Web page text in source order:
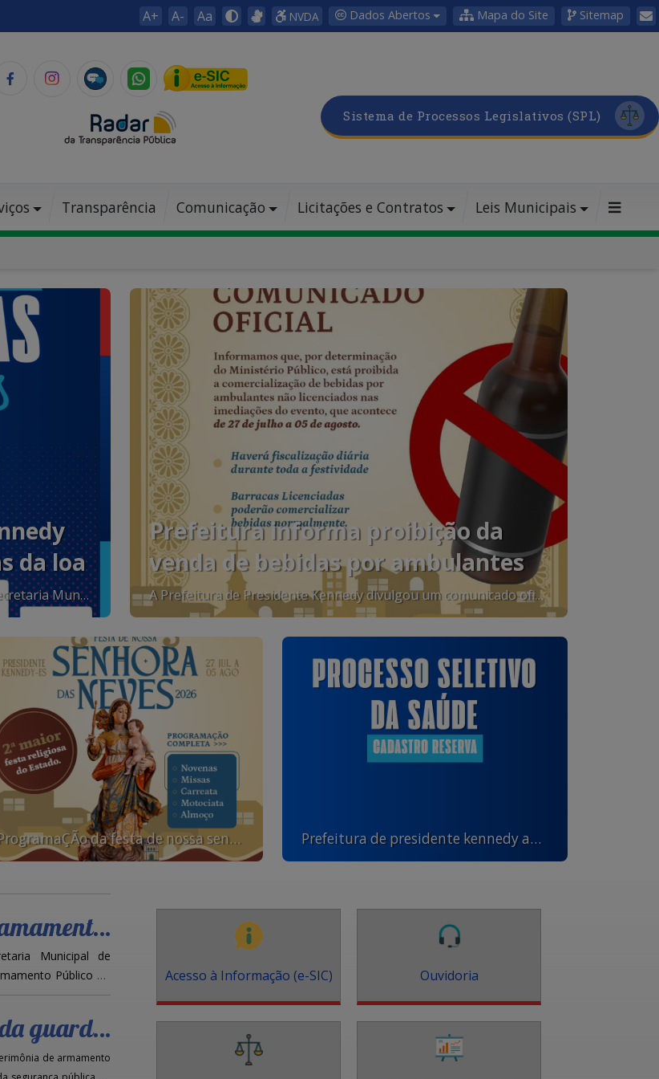
A+ A- Aa NVDA Dados Abertos Mapa do Site Sitemap
Sistema de Processos Legislativos (SPL)
Transparência Comunicação Licitações e Contratos Leis Municipais
da loa
A Prefeitura de Presidente Kennedy, por meio da Secretaria Municipal de Desenvolvimento Econômico, convida toda a população para participar das Audiências Públicas que serão realizadas entre os dias 10 e 13 de agosto, em diferentes comunidades do município, para discutir a elaboração da Lei Orçamentária Anual (LOA) de 2027. As audiências representam um importante espaço de participação popular, permitindo que os moradores apresentem sugestões, apontem prioridades e contribuam com o planejamento das ações e investimentos que irão nortear a administração municipal no próximo exercício. A participação da comunidade fortalece a transparência, amplia o diálogo entre o poder público e a população e contribui para que as decisões sobre a aplicação dos recursos públicos reflitam as necessidades reais de cada localidade. Confira o cronograma das audiências: 10 de agosto (segunda-feira), às 18h – Jaqueira (EMEIEF Jaqueira “Bery Barreto de Araújo”;) 11 de agosto (terça-feira), às 18h – São Salvador (EMEIEF São Salvador); 12 de agosto (quarta-feira), às 18h – Marobá (EMEIEF Barra de Marobá); 13 de agosto (quinta-feira), às 18h – Sede (Auditório da SEME III). A Prefeitura reforça o convite para que todos os cidadãos participem desse momento de construção coletiva, contribuindo para um planejamento mais participativo, responsável e alinhado aos interesses da população de Presidente Kennedy.
Prefeitura informa proibição da
venda de bebidas por ambulantes
não licenciados durante a festa de
nossa senhora das neves 2026
A Prefeitura de Presidente Kennedy divulgou um comunicado oficial informando que, por determinação do Ministério Público, está proibida a comercialização de bebidas por ambulantes não licenciados nas imediações da Festa de Nossa Senhora das Neves 2026. A medida será válida durante todo o período da festividade, que acontece entre os dias 27 de julho e 5 de agosto, com o objetivo de garantir a organização, a segurança e o cumprimento das normas estabelecidas para o evento. De acordo com o comunicado, haverá fiscalização diária em toda a área da festa para coibir a venda irregular de bebidas. Os ambulantes que não possuírem autorização estarão sujeitos às medidas previstas pela legislação. A Prefeitura reforça que as barracas devidamente licenciadas poderão comercializar bebidas normalmente, desde que estejam em conformidade com as exigências estabelecidas pelos órgãos responsáveis. A orientação é para que comerciantes e visitantes respeitem as regras durante a realização da tradicional festa, contribuindo para um evento mais organizado e seguro para todos. Resumo da medida: Venda de bebidas por ambulantes não licenciados está proibida; A determinação é do Ministério Público; A fiscalização ocorrerá diariamente durante toda a festa; Barracas licenciadas poderão vender bebidas normalmente; A Festa de Nossa Senhora das Neves 2026 acontece de 27 de julho a 5 de agosto.
ProgramaÇÃo da festa de nossa senhora das neves Prefeitura de presidente kennedy abre processo seletivo para agentes de saúde e de combate às endemias
agricultura familiar
Municipal de
Público do
alimentar por
do município
kennedy
de armamento
Acesso à Informação (e-SIC) Ouvidoria